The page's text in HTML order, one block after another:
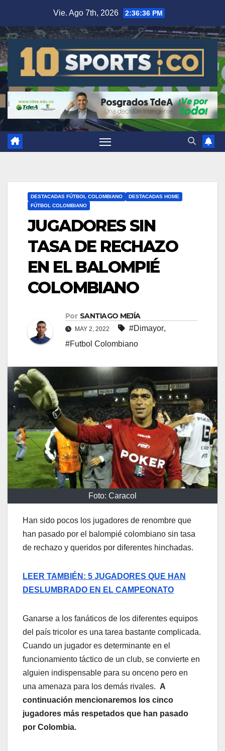
Vie. Ago 7th, 2026 2:36:37 PM
DESTACADAS FÚTBOL COLOMBIANO
DESTACADAS HOME
FÚTBOL COLOMBIANO
JUGADORES SIN
TASA DE RECHAZO
EN EL BALOMPIÉ
COLOMBIANO
Por SANTIAGO MEJÍA
MAY 2, 2022 #Dimayor,
#Futbol Colombiano
Foto: Caracol
Han sido pocos los jugadores de renombre que
han pasado por el balompié colombiano sin tasa
de rechazo y queridos por diferentes hinchadas.
LEER TAMBIÉN: 5 JUGADORES QUE HAN
DESLUMBRADO EN EL CAMPEONATO
Ganarse a los fanáticos de los diferentes equipos
del país tricolor es una tarea bastante complicada.
Cuando un jugador es determinante en el
funcionamiento táctico de un club, se convierte en
alguien indispensable para su onceno pero en
una amenaza para los demás rivales. A
continuación mencionaremos los cinco
jugadores más respetados que han pasado
por Colombia.